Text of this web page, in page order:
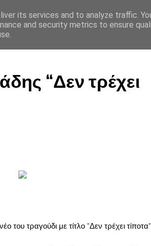
“Δεν τρέχει
τραγούδι με τίτλο “Δεν τρέχει τίποτα“.
its services and to analyze traffic.
and security metrics to ensure